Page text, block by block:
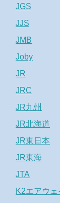
JGS
JJS
JMB
Joby
JR
JRC
JR九州
JR北海道
JR東日本
JR東海
JTA
K2エアウェ